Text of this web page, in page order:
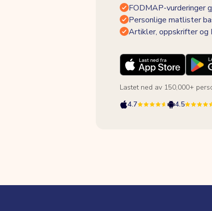
FODMAP-vurderinger
Personlige matlister
Artikler, oppskrifter og
Lastet ned av 150,000+
4.7
4.5